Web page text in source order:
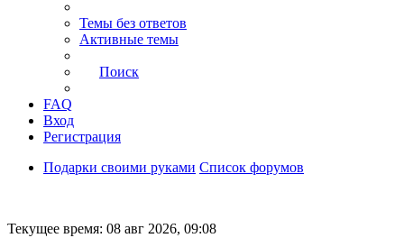
Темы без ответов
Активные темы
Поиск
FAQ
Вход
Регистрация
Подарки своими руками Список форумов
Текущее время: 08 авг 2026, 09:08